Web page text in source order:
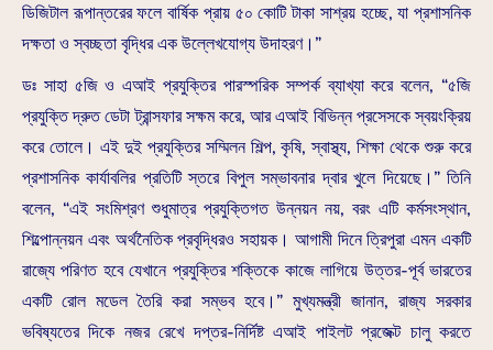
ডিজিটাল রূপান্তরের ফলে বার্ষিক প্রায় ৫০ কোটি টাকা সাশ্রয় হচ্ছে, যা প্রশাসনিক
দক্ষতা ও স্বচ্ছতা বৃদ্ধির এক উল্লেখযোগ্য উদাহরণ।”
ডঃ সাহা ৫জি ও এআই প্রযুক্তির পারস্পরিক সম্পর্ক ব্যাখ্যা করে বলেন, “৫জি
প্রযুক্তি দ্রুত ডেটা ট্রান্সফার সক্ষম করে, আর এআই বিভিন্ন প্রসেসকে স্বয়ংক্রিয়
করে তোলে। এই দুই প্রযুক্তির সম্মিলন শিল্প, কৃষি, স্বাস্থ্য, শিক্ষা থেকে শুরু করে
প্রশাসনিক কার্যাবলির প্রতিটি স্তরে বিপুল সম্ভাবনার দ্বার খুলে দিয়েছে।” তিনি
বলেন, “এই সংমিশ্রণ শুধুমাত্র প্রযুক্তিগত উন্নয়ন নয়, বরং এটি কর্মসংস্থান,
শিল্পোন্নয়ন এবং অর্থনৈতিক প্রবৃদ্ধিরও সহায়ক। আগামী দিনে ত্রিপুরা এমন একটি
রাজ্যে পরিণত হবে যেখানে প্রযুক্তির শক্তিকে কাজে লাগিয়ে উত্তর-পূর্ব ভারতের
একটি রোল মডেল তৈরি করা সম্ভব হবে।” মুখ্যমন্ত্রী জানান, রাজ্য সরকার
ভবিষ্যতের দিকে নজর রেখে দপ্তর-নির্দিষ্ট এআই পাইলট প্রজেক্ট চালু করতে